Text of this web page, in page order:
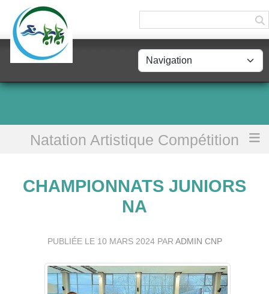
Natation Artistique Compétition
Accueil CHAMPIONNATS JUNIORS NA
CHAMPIONNATS JUNIORS
NA
PUBLIÉE LE 10 MARS 2024PAR ADMIN CNP
Panneau de gestion des cookies